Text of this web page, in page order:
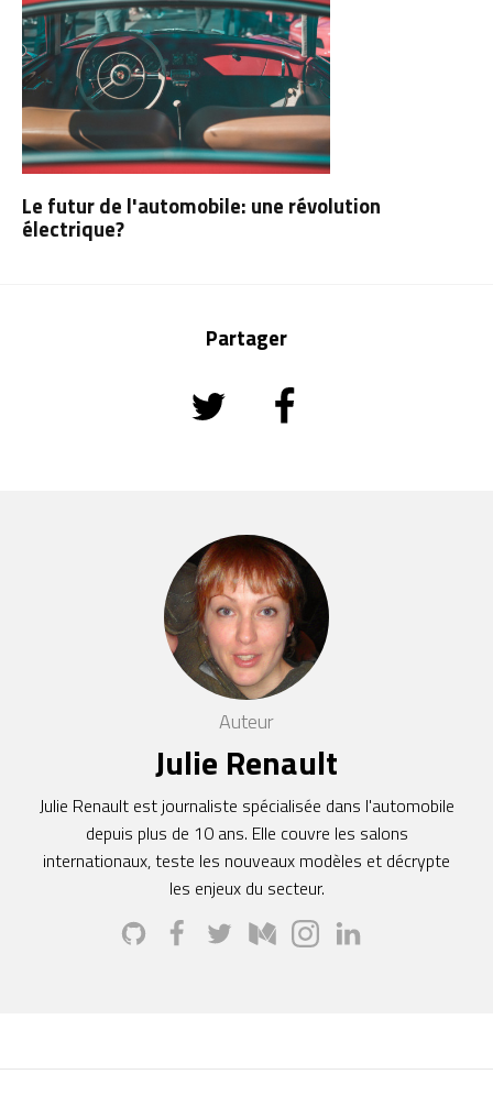
Le futur de l'automobile: une révolution
électrique?
Partager
Auteur
Julie Renault
Julie Renault est journaliste spécialisée dans l'automobile
depuis plus de 10 ans. Elle couvre les salons
internationaux, teste les nouveaux modèles et décrypte
les enjeux du secteur.